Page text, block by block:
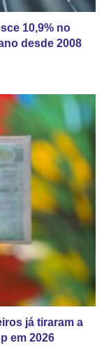
10,9% no
desde 2008
já tiraram a
em 2026